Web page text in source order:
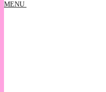
MENU